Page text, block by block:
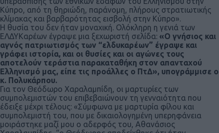
Κύπρο, από τη θηριώδη, παράνομη, πλήρους στρατιωτικής
κλίμακας και βαρβαρότητας εισβολή στην Κύπρο».
Η θυσία του δεν ήταν μοναχική. Ολόκληρη η γενιά των
ΕΛΔΥΚαρέων έγραψε μια ξεχωριστή σελίδα: «Ο γνήσιος και
αγνός πατριωτισμός των “ελδυκαρέων” έγραψε και
γράφει ιστορία, και οι θυσίες και οι αγώνες τους
αποτελούν τεράστια παρακαταθήκη στον απανταχού
Ελληνισμό μας, είπε τις προάλλες ο ΠτΔ», υπογράμμισε ο
κ. Πολυκάρπου.
Για τον Θεόδωρο Χαραλαμπίδη, οι μαρτυρίες των
συμπολεμιστών του επιβεβαιώνουν τη γενναιότητα που
έδειξε μέχρι τέλους: «Σύμφωνα με μαρτυρία φίλου και
συμπολεμιστή του, που με δικαιολογημένη υπερηφάνεια
μοιράστηκε μαζί μου ο αδερφός του, Αθανάσιος